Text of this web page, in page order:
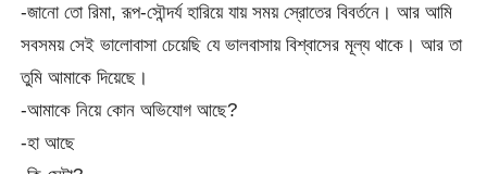
-জানো তো রিমা, রূপ-সৌন্দর্য হারিয়ে যায় সময় স্রোতের বিবর্তনে। আর আমি
সবসময় সেই ভালোবাসা চেয়েছি যে ভালবাসায় বিশ্বাসের মূল্য থাকে। আর তা
তুমি আমাকে দিয়েছে।
-আমাকে নিয়ে কোন অভিযোগ আছে?
-হা আছে